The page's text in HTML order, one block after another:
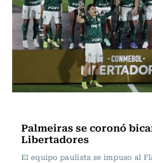
Palmeiras se coronó
Libertadores
El equipo paulista se impuso al